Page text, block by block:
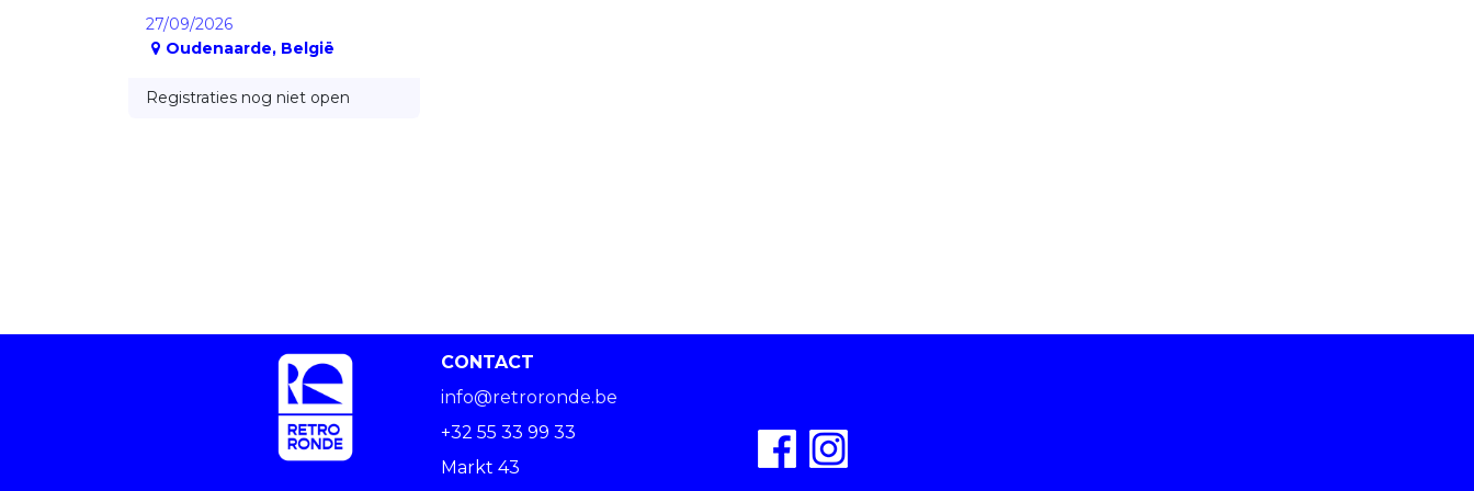
27/09/2026
Oudenaarde, België
Registraties nog niet open
CONTACT
info@retroronde.be
+32 55 33 99 33
Markt 43